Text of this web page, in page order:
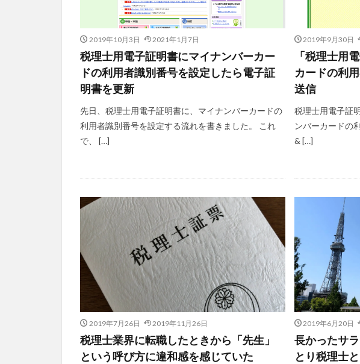
2019年10月3日 2021年1月7日
税理士用電子証明書にマイナンバーカー
ドの利用者識別番号を設定したら電子証
明書を更新
先日、税理士用電子証明書に、マイナンバーカードの
利用者識別番号を設定する流れを書きました。 これ
で、 […]
2019年9月30日
「税理士用
カードの利
送信
税理士用電子証
ンバーカードの
& […]
2019年7月26日 2019年11月26日
税理士業界に転職したときから「先生」
という呼び方に違和感を感じていた
2019年6月20日
長かったサ
とり税理士